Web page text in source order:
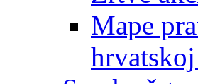
Mape